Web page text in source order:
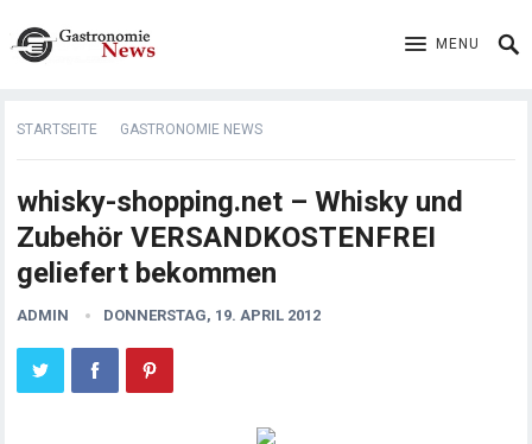
MENU
STARTSEITE GASTRONOMIE NEWS
whisky-shopping.net – Whisky und
Zubehör VERSANDKOSTENFREI
geliefert bekommen
ADMIN DONNERSTAG, 19. APRIL 2012